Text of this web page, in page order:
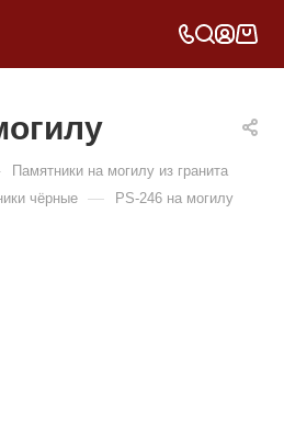
Памятники на могилу из гранита
чёрные — PS-246 на могилу